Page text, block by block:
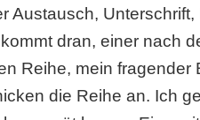
Austausch,
dran, einer nach
Reihe, mein
die Reihe an. Ich